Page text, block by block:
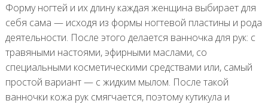
Форму ногтей и их длину каждая женщина выбирает для
себя сама — исходя из формы ногтевой пластины и рода
деятельности. После этого делается ванночка для рук: с
травяными настоями, эфирными маслами, со
специальными косметическими средствами или, самый
простой вариант — с жидким мылом. После такой
ванночки кожа рук смягчается, поэтому кутикула и